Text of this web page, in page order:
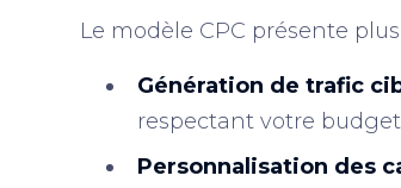
Le modèle CPC présente
Génération de trafic
respectant votre
Personnalisation des